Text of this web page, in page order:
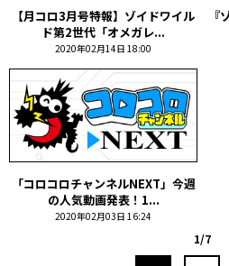
【月コロ3月号特報】ゾイドワイル
ド第2世代「オメガレ...
2020年02月14日 18:00
「コロコロチャンネルNEXT」今週
の人気動画発表！1...
2020年02月03日 16:24
1/7